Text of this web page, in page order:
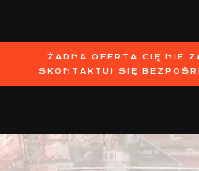
ŻADNA OFERTA CIĘ NIE
SKONTAKTUJ SIĘ